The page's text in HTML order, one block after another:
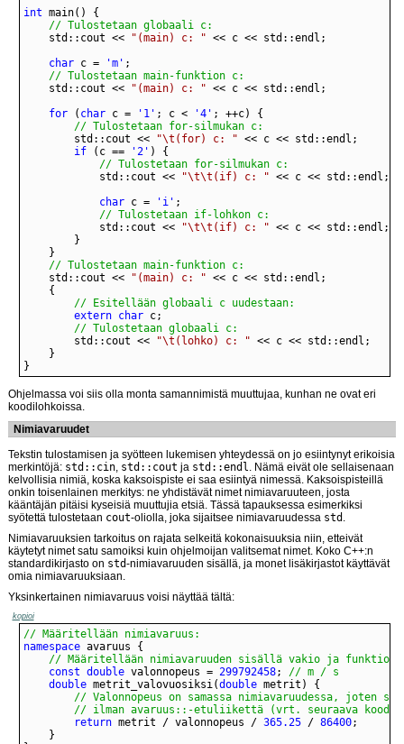
int
// Tulostetaan globaali c:
	std::cout <<
"(main) c: "
char c = 'm'
// Tulostetaan main-funktion c:
	std::cout <<
"(main) c: "
for ( char c = '1' ; c < '4'
// Tulostetaan for-silmukan c:
		std::cout <<
"\t(for) c: "
if (c == '2'
// Tulostetaan for-silmukan c:
			std::cout <<
"\t\t(if) c: "
char c = 'i'
// Tulostetaan if-lohkon c:
			std::cout <<
"\t\t(if) c: "
// Tulostetaan main-funktion c:
	std::cout <<
"(main) c: "
// Esitellään globaali c uudestaan:
extern char
// Tulostetaan globaali c:
		std::cout <<
"\t(lohko) c: "
}
Ohjelmassa voi siis olla monta samannimistä muuttujaa, kunhan ne ovat eri
koodilohkoissa.
Nimiavaruudet
Tekstin tulostamisen ja syötteen lukemisen yhteydessä on jo esiintynyt erikoisia
merkintöjä: std::cin, std::cout ja std::endl. Nämä eivät ole sellaisenaan
kelvollisia nimiä, koska kaksoispiste ei saa esiintyä nimessä. Kaksoispisteillä
onkin toisenlainen merkitys: ne yhdistävät nimet nimiavaruuteen, josta
kääntäjän pitäisi kyseisiä muuttujia etsiä. Tässä tapauksessa esimerkiksi
syötettä tulostetaan cout-oliolla, joka sijaitsee nimiavaruudessa std .
Nimiavaruuksien tarkoitus on rajata selkeitä kokonaisuuksia niin, etteivät
käytetyt nimet satu samoiksi kuin ohjelmoijan valitsemat nimet. Koko C++:n
standardikirjasto on std-nimiavaruuden sisällä, ja monet lisäkirjastot käyttävät
omia nimiavaruuksiaan.
Yksinkertainen nimiavaruus voisi näyttää tältä:
kopioi
// Määritellään nimiavaruus:
namespace
// Määritellään nimiavaruuden sisällä vakio ja funktio:
const double valonnopeus = 299792458; // m / s
double metrit_valovuosiksi(double
		// ilman avaruus::-etuliikettä (vrt. seuraava koodi)
return metrit / valonnopeus / 365.25 / 86400